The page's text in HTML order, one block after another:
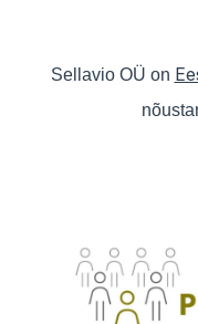
Sellavio OÜ on